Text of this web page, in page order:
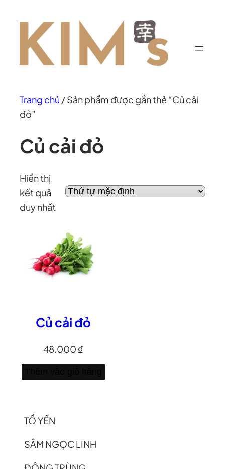
đến
dung
Trang chủ / Sản phẩm được gắn thẻ “Củ cải
đỏ”
Củ cải đỏ
Hiển thị
kết quả
duy nhất
Củ cải đỏ
48.000 ₫
TỔ YẾN
SÂM NGỌC LINH